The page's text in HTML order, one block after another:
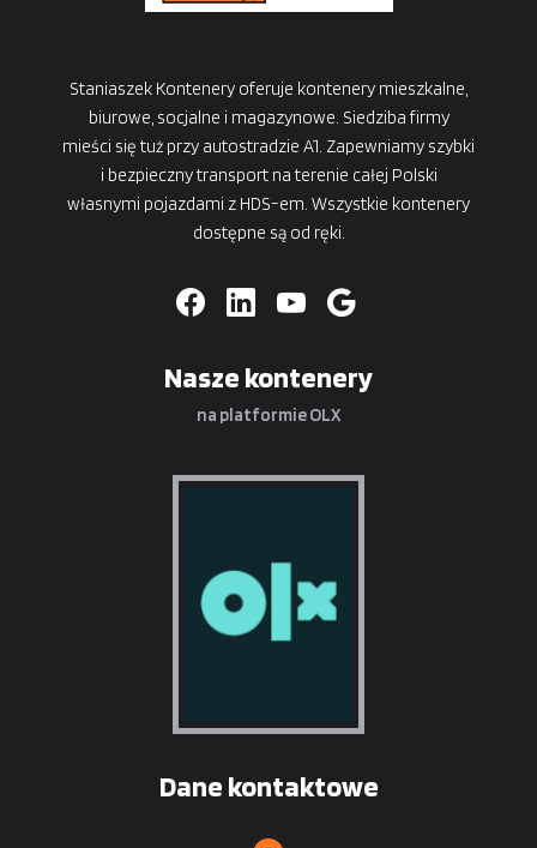
Staniaszek Kontenery oferuje kontenery mieszkalne,
biurowe, socjalne i magazynowe. Siedziba firmy
mieści się tuż przy autostradzie A1. Zapewniamy szybki
i bezpieczny transport na terenie całej Polski
własnymi pojazdami z HDS-em. Wszystkie kontenery
dostępne są od ręki.
Nasze kontenery
na platformie OLX
Dane kontaktowe